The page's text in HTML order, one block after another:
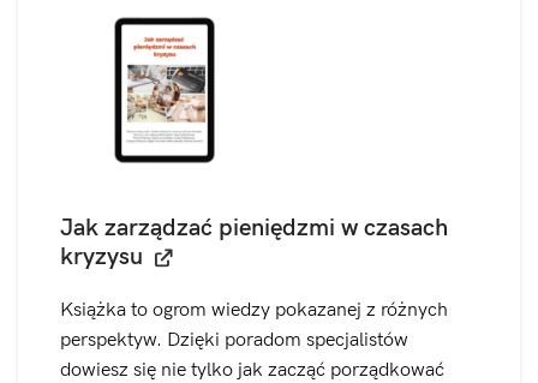
Jak zarządzać pieniędzmi w czasach
kryzysu
Książka to ogrom wiedzy pokazanej z różnych
perspektyw. Dzięki poradom specjalistów
dowiesz się nie tylko jak zacząć porządkować